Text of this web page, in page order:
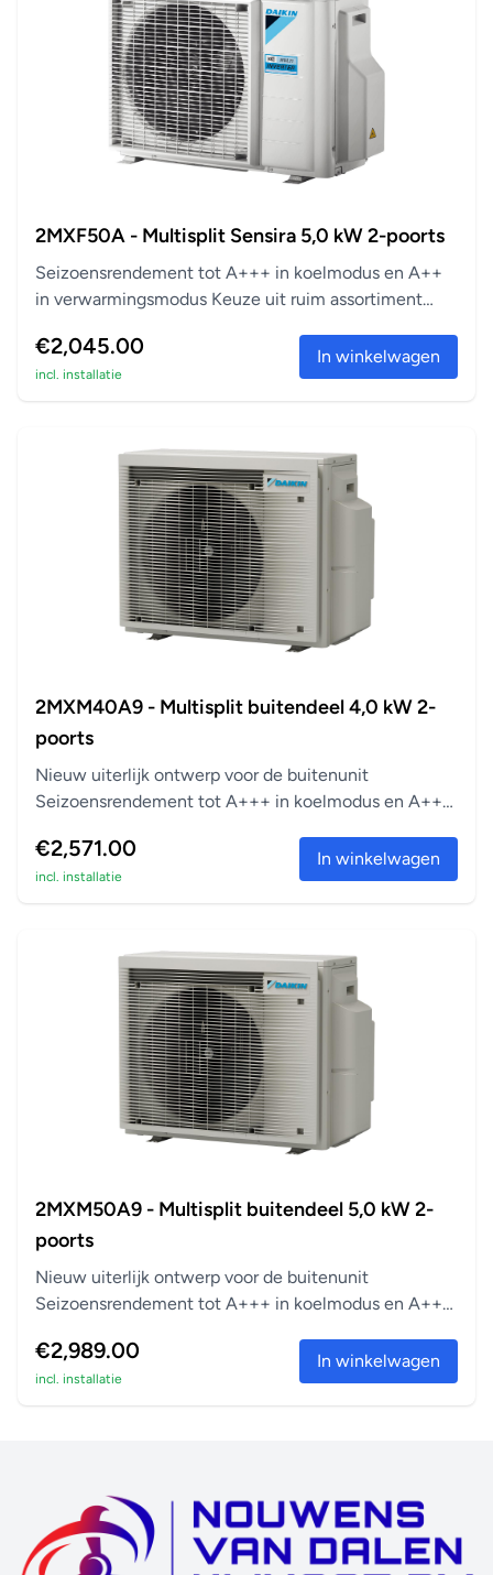
2MXF50A - Multisplit Sensira 5,0 kW 2-poorts
Seizoensrendement tot A+++ in koelmodus en A++
in verwarmingsmodus Keuze uit ruim assortiment
€2,045.00
incl. installatie
In winkelwagen
2MXM40A9 - Multisplit buitendeel 4,0 kW 2-
poorts
Nieuw uiterlijk ontwerp voor de buitenunit
Seizoensrendement tot A+++ in koelmodus en A++
€2,571.00
incl. installatie
In winkelwagen
2MXM50A9 - Multisplit buitendeel 5,0 kW 2-
poorts
Nieuw uiterlijk ontwerp voor de buitenunit
Seizoensrendement tot A+++ in koelmodus en A++
€2,989.00
incl. installatie
In winkelwagen